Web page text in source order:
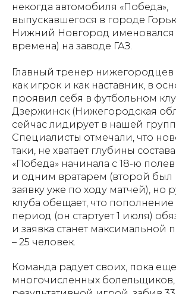
некогда автомобиля «Победа»,
выпускавшегося в городе
Нижний Новгород именовался
времена) на заводе ГАЗ.
Главный тренер нижегородцев
как игрок и как наставник, в
проявил себя в футбольном
Дзержинск (Нижегородская
сейчас лидирует в нашей
Специалисты отмечали, что
таки, не хватает глубины
«Победа» начинала с 18-ю
и одним вратарем (второй был
заявку уже по ходу матчей), но
клуба обещает, что
период (он стартует 1 июля)
и заявка станет максимальной
– 25 человек.
Команда радует своих, пока
многочисленных болельщиков,